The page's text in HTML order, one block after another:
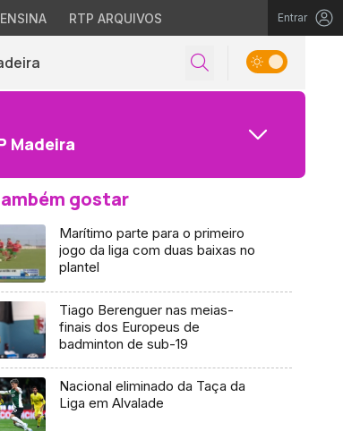
RTP ARQUIVOS Entrar
Madeira
gostar
Marítimo parte para o primeiro
jogo da liga com duas baixas no
plantel
Tiago Berenguer nas meias-
finais dos Europeus de
badminton de sub-19
Nacional eliminado da Taça da
Liga em Alvalade